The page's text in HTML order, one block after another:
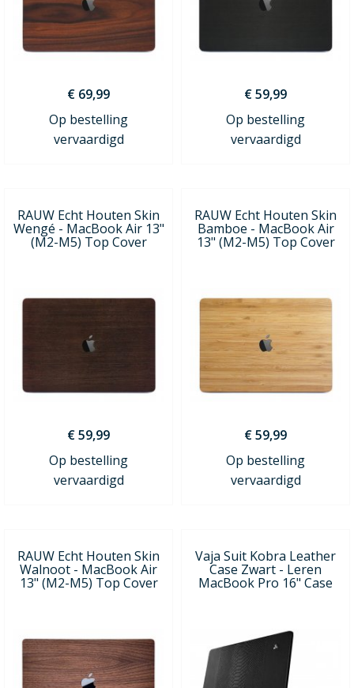
€ 69,99
Op bestelling
vervaardigd
€ 59,99
Op bestelling
vervaardigd
RAUW Echt Houten Skin
Wengé - MacBook Air 13"
(M2-M5) Top Cover
€ 59,99
Op bestelling
vervaardigd
RAUW Echt Houten Skin
Bamboe - MacBook Air
13" (M2-M5) Top Cover
€ 59,99
Op bestelling
vervaardigd
RAUW Echt Houten Skin
Walnoot - MacBook Air
13" (M2-M5) Top Cover
Vaja Suit Kobra Leather
Case Zwart - Leren
MacBook Pro 16" Case